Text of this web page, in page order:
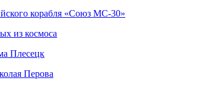
корабля «Союз МС-30»
из космоса
Плесецк
Перова